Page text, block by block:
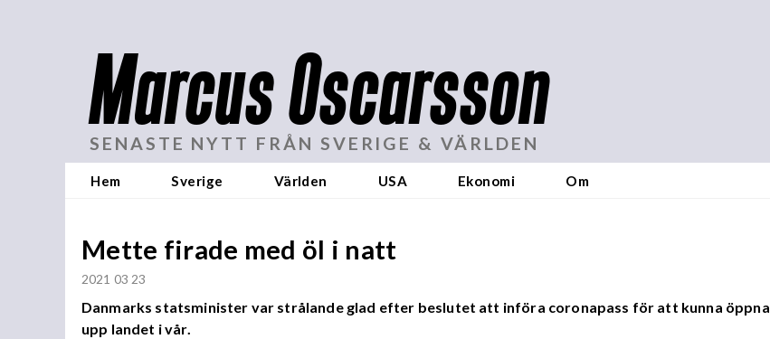
Marcus Oscarsson
SENASTE NYTT FRÅN SVERIGE & VÄRLDEN
Hem Sverige Världen USA Ekonomi Om
Mette firade med öl i natt
2021 03 23
Danmarks statsminister var strålande glad efter beslutet att införa coronapass för att kunna öppna
upp landet i vår.